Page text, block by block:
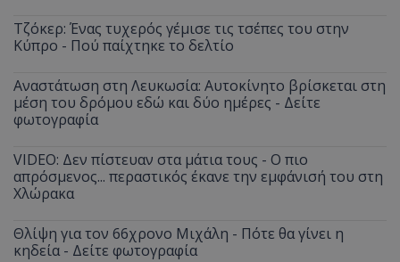
Τζόκερ: Ένας τυχερός γέμισε τις τσέπες του στην
Κύπρο - Πού παίχτηκε το δελτίο
Αναστάτωση στη Λευκωσία: Αυτοκίνητο βρίσκεται στη
μέση του δρόμου εδώ και δύο ημέρες - Δείτε
φωτογραφία
VIDEO: Δεν πίστευαν στα μάτια τους - Ο πιο
απρόσμενος... περαστικός έκανε την εμφάνισή του στη
Χλώρακα
Θλίψη για τον 66χρονο Μιχάλη - Πότε θα γίνει η
κηδεία - Δείτε φωτογραφία